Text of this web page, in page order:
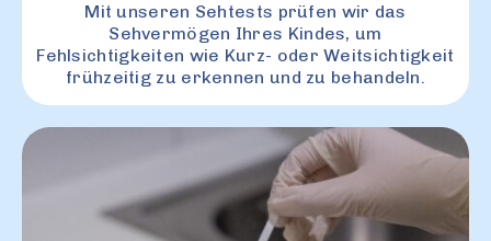
Mit unseren Sehtests prüfen wir das
Sehvermögen Ihres Kindes, um
Fehlsichtigkeiten wie Kurz- oder Weitsichtigkeit
frühzeitig zu erkennen und zu behandeln.